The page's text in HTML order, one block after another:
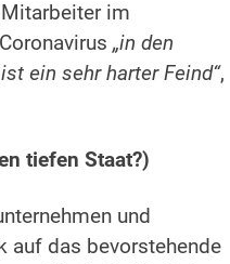
im
„in den
ist ein sehr harter Feind“,
tiefen Staat?)
und
auf das bevorstehende